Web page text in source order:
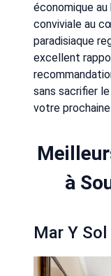
économique
conviviale au
paradisiaque
excellent
sans sacrifier
votre
à
Mar Y